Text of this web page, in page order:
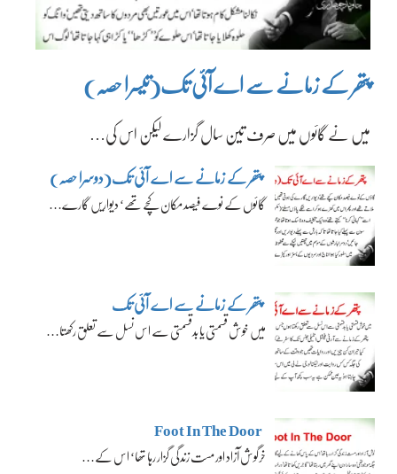
پتھر کے زمانے سے اے آئی تک(تیسرا حصہ)
میں نے گائوں میں صرف تین سال گزارے لیکن اس کی…
پتھر کے زمانے سے اے آئی تک(دوسرا حصہ)
گائوں کے نوے فیصد مکان کچے تھے‘ دیواریں گارے…
پتھر کے زمانے سے اے آئی تک
میں خوش قسمتی یا بدقسمتی سے اس نسل سے تعلق رکھتا…
Foot In The Door
خرگوش آزاد اور مست زندگی گزار رہا تھا‘ اس کے…